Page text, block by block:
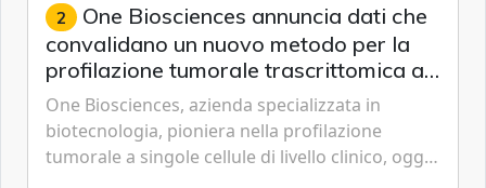
2 One Biosciences annuncia dati che
convalidano un nuovo metodo per la
profilazione tumorale trascrittomica a
singole cellule da campioni istologici
One Biosciences, azienda specializzata in
biotecnologia, pioniera nella profilazione
tumorale a singole cellule di livello clinico, oggi